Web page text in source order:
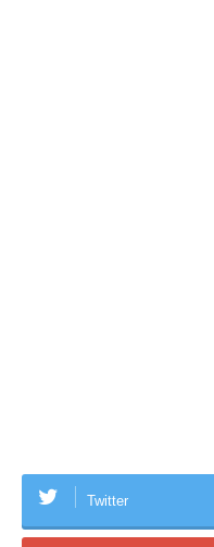
Twitter